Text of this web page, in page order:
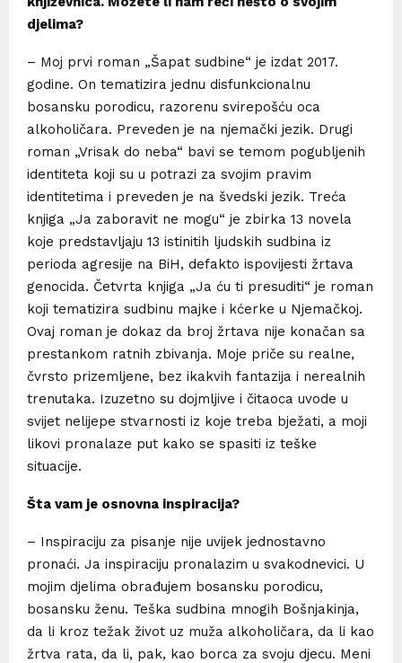
djelima?
– Moj prvi roman „Šapat sudbine“ je izdat 2017.
godine. On tematizira jednu disfunkcionalnu
bosansku porodicu, razorenu svirepošću oca
alkoholičara. Preveden je na njemački jezik. Drugi
roman „Vrisak do neba“ bavi se temom pogubljenih
identiteta koji su u potrazi za svojim pravim
identitetima i preveden je na švedski jezik. Treća
knjiga „Ja zaboravit ne mogu“ je zbirka 13 novela
koje predstavljaju 13 istinitih ljudskih sudbina iz
perioda agresije na BiH, defakto ispovijesti žrtava
genocida. Četvrta knjiga „Ja ću ti presuditi“ je roman
koji tematizira sudbinu majke i kćerke u Njemačkoj.
Ovaj roman je dokaz da broj žrtava nije konačan sa
prestankom ratnih zbivanja. Moje priče su realne,
čvrsto prizemljene, bez ikakvih fantazija i nerealnih
trenutaka. Izuzetno su dojmljive i čitaoca uvode u
svijet nelijepe stvarnosti iz koje treba bježati, a moji
likovi pronalaze put kako se spasiti iz teške
situacije.
Šta vam je osnovna inspiracija?
– Inspiraciju za pisanje nije uvijek jednostavno
pronaći. Ja inspiraciju pronalazim u svakodnevici. U
mojim djelima obrađujem bosansku porodicu,
bosansku ženu. Teška sudbina mnogih Bošnjakinja,
da li kroz težak život uz muža alkoholičara, da li kao
žrtva rata, da li, pak, kao borca za svoju djecu. Meni